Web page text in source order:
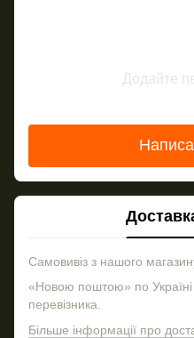
Додайте
Самовивіз з нашого
«Новою поштою» по
перевізника.
Більше інформації про